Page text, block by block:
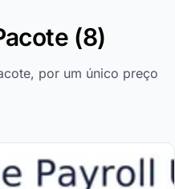
(8)
por um único preço